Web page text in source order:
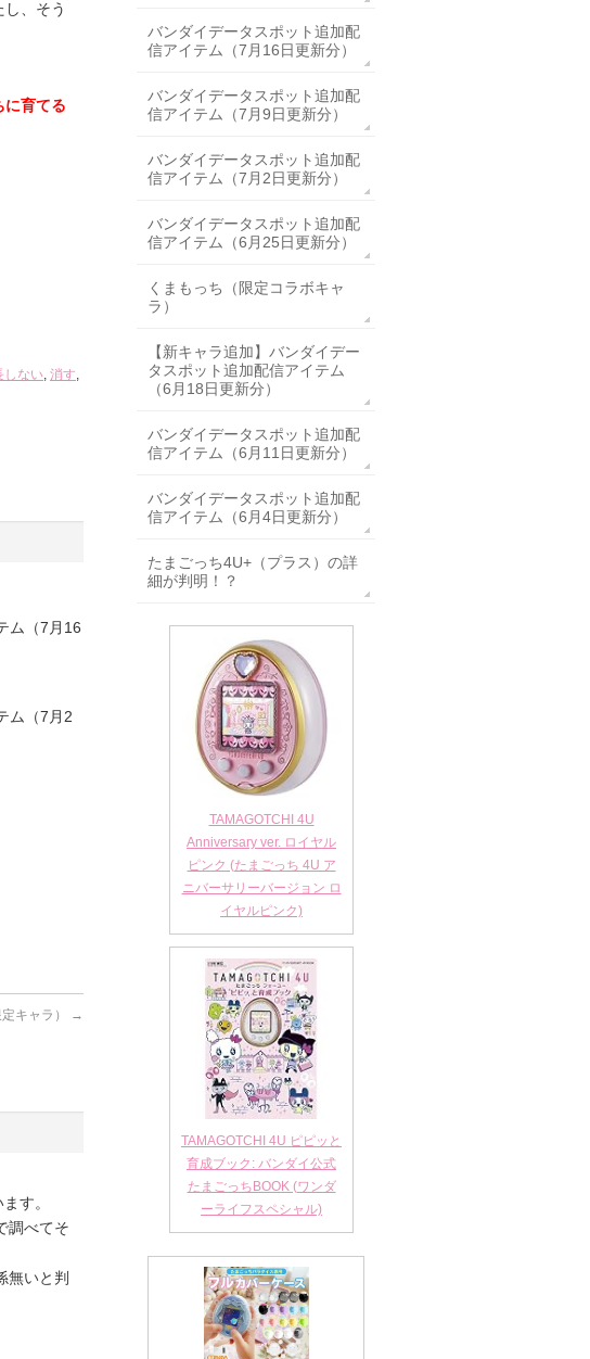
、そう
に育てる
しない, 消す,
ム（7月16
ム（7月2
キャラ） →
す。
調べてそ
無いと判
バンダイデータスポット追加配
信アイテム（7月16日更新分）
バンダイデータスポット追加配
信アイテム（7月9日更新分）
バンダイデータスポット追加配
信アイテム（7月2日更新分）
バンダイデータスポット追加配
信アイテム（6月25日更新分）
くまもっち（限定コラボキャ
ラ）
【新キャラ追加】バンダイデー
タスポット追加配信アイテム
（6月18日更新分）
バンダイデータスポット追加配
信アイテム（6月11日更新分）
バンダイデータスポット追加配
信アイテム（6月4日更新分）
たまごっち4U+（プラス）の詳
細が判明！？
TAMAGOTCHI 4U
Anniversary ver. ロイヤル
ピンク (たまごっち 4U ア
ニバーサリーバージョン ロ
イヤルピンク)
TAMAGOTCHI 4U ピピッと
育成ブック: バンダイ公式
たまごっちBOOK (ワンダ
ーライフスペシャル)